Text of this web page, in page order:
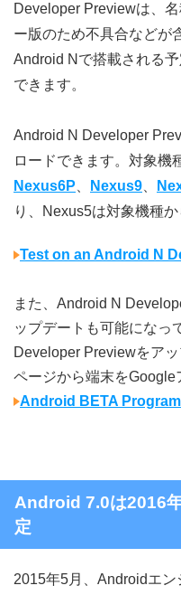
Developer Previewは、
ー版のため不具合などが
Android Nで搭載される
できます。
Android N Developer
ロードできます。対象機
Nexus6P
Nexus9
り、Nexus5は対象機種か
Test on an Android N
また、Android N
ップデートも可能になっ
Developer Previewをア
ページから端末をGoogle
Android BETA Program
Android 7.0は2016
定
2015年5月、Androidエ